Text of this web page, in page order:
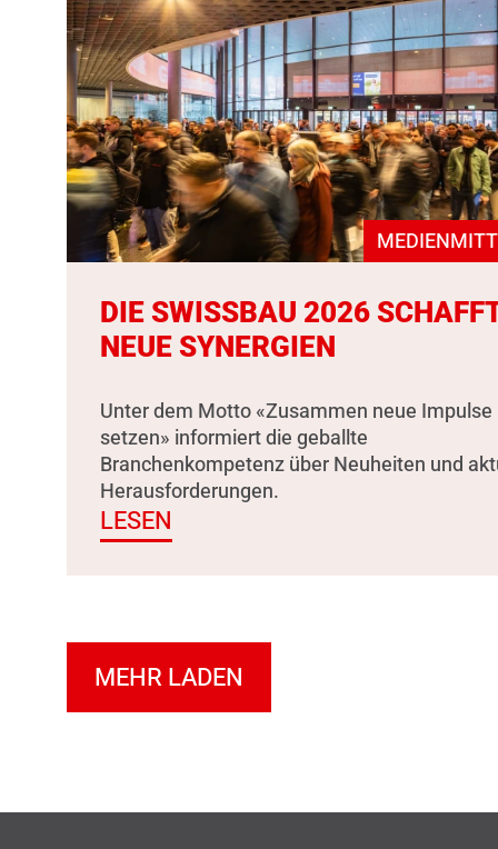
DIE SWISSBAU 2026
NEUE SYNERGIEN
Unter dem Motto «Zusammen neue Impulse
setzen» informiert die geballte
Branchenkompetenz über Neuheiten und
Herausforderungen.
LESEN
MEHR LADEN